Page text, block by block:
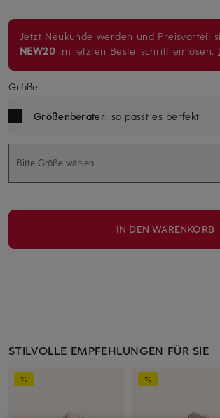
Jetzt Neukunde werden und Preisvorteil
NEW20 im letzten Bestellschritt einlösen.
Größe
Größenberater: so passt es perfekt
Bitte Größe wählen
IN DEN WARENKORB
STILVOLLE EMPFEHLUNGEN FÜR SIE